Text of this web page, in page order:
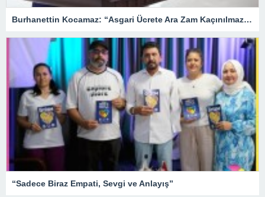
Burhanettin Kocamaz: “Asgari Ücrete Ara Zam Kaçınılmaz Hale Geldi”
“Sadece Biraz Empati, Sevgi ve Anlayış”